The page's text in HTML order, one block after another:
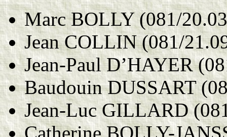
Marc BOLLY (081/
Jean COLLIN (081/
Jean-Paul D’HAYER
Baudouin DUSSART
Jean-Luc GILLARD